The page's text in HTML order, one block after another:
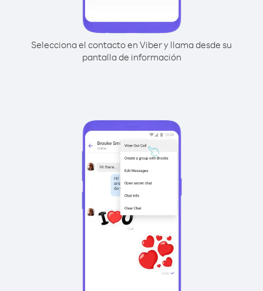
Selecciona el contacto en Viber y llama desde su
pantalla de información